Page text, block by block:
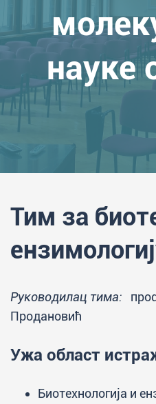
науке
Тим за
Руководилац тима:
Продановић
Ужа област
Биотехнологија и